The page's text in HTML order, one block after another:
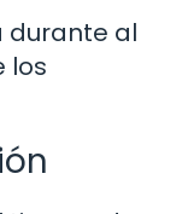
durante al
los